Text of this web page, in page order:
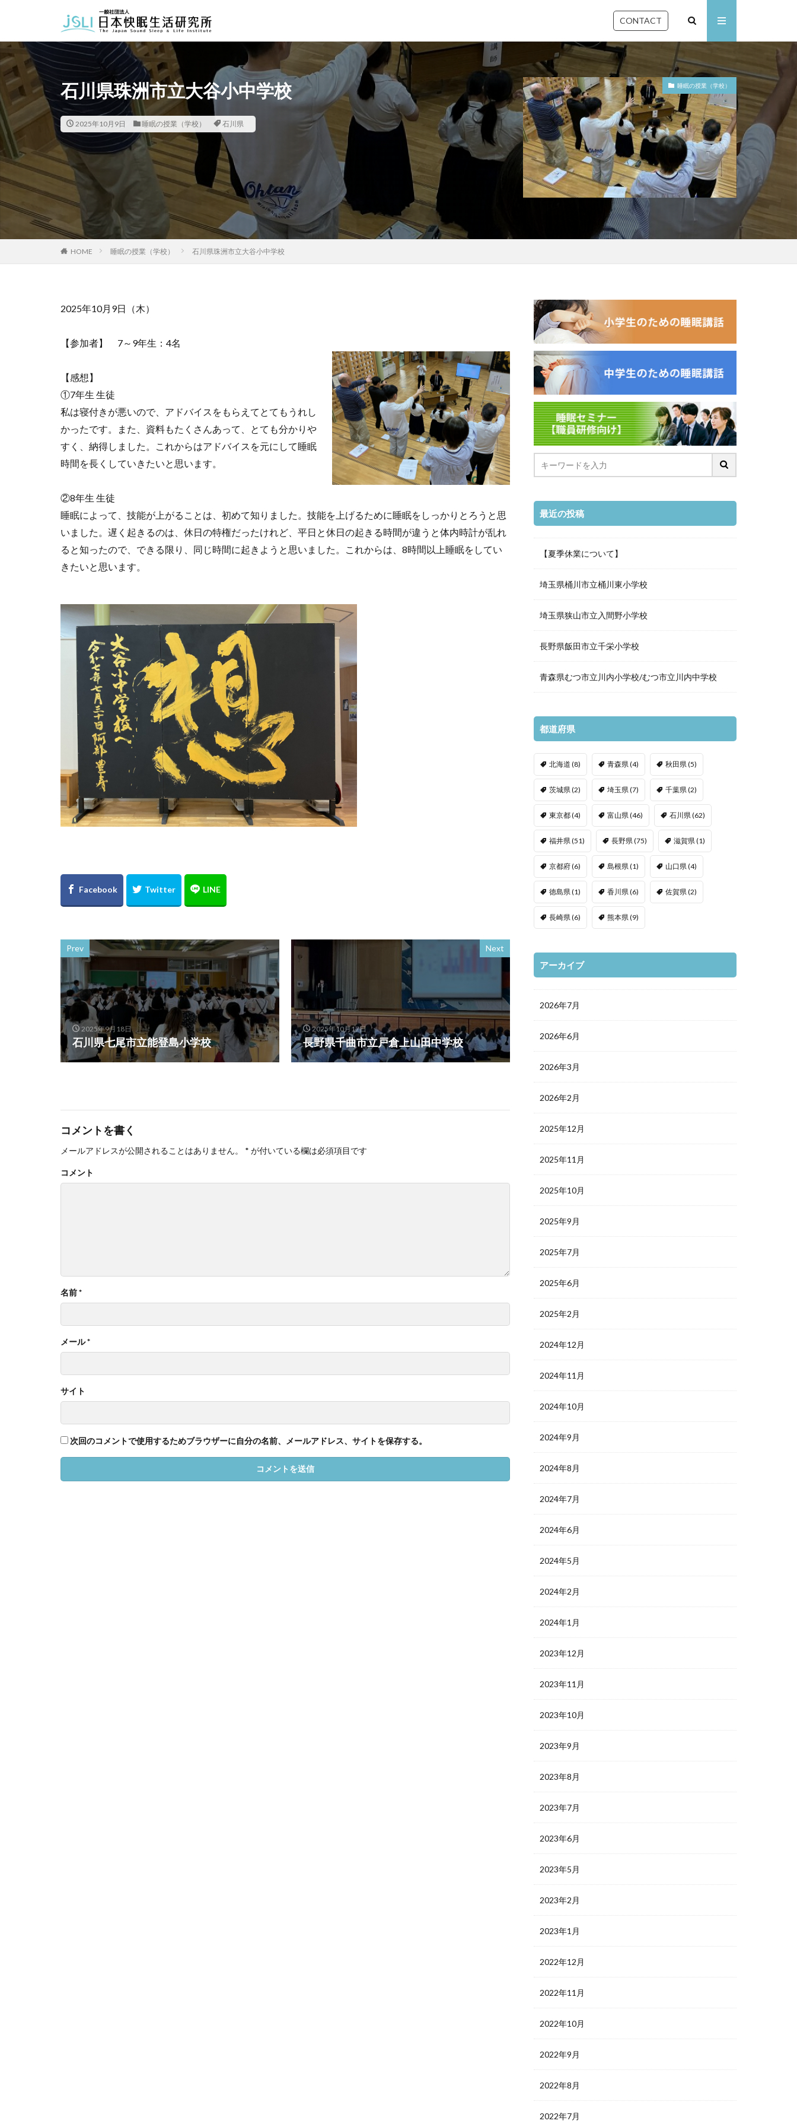
CONTACT
石川県珠洲市立大谷小中学校
2025年10月9日 睡眠の授業（学校） 石川県
睡眠の授業（学校）
HOME 睡眠の授業（学校） 石川県珠洲市立大谷小中学校
2025年10月9日（木）
【参加者】 7～9年生：4名
【感想】
①7年生 生徒
私は寝付きが悪いので、アドバイスをもらえてとてもうれし
かったです。また、資料もたくさんあって、とても分かりや
すく、納得しました。これからはアドバイスを元にして睡眠
時間を長くしていきたいと思います。
②8年生 生徒
睡眠によって、技能が上がることは、初めて知りました。技能を上げるために睡眠をしっかりとろうと思
いました。遅く起きるのは、休日の特権だったけれど、平日と休日の起きる時間が違うと体内時計が乱れ
ると知ったので、できる限り、同じ時間に起きようと思いました。これからは、8時間以上睡眠をしてい
きたいと思います。
Prev
2025年9月18日
石川県七尾市立能登島小学校
Next
2025年10月17日
長野県千曲市立戸倉上山田中学校
コメントを書く
メールアドレスが公開されることはありません。 * が付いている欄は必須項目です
コメント
名前*
メール*
サイト
次回のコメントで使用するためブラウザーに自分の名前、メールアドレス、サイトを保存する。
最近の投稿
【夏季休業について】
埼玉県桶川市立桶川東小学校
埼玉県狭山市立入間野小学校
長野県飯田市立千栄小学校
青森県むつ市立川内小学校/むつ市立川内中学校
都道府県
北海道 (8) 青森県(4) 秋田県(5)
茨城県(2) 埼玉県(7) 千葉県(2)
東京都(4) 富山県(46) 石川県(62)
福井県(51) 長野県(75) 滋賀県(1)
京都府(6) 島根県(1) 山口県(4)
徳島県(1) 香川県(6) 佐賀県(2)
長崎県(6) 熊本県(9)
アーカイブ
2026年7月
2026年6月
2026年3月
2026年2月
2025年12月
2025年11月
2025年10月
2025年9月
2025年7月
2025年6月
2025年2月
2024年12月
2024年11月
2024年10月
2024年9月
2024年8月
2024年7月
2024年6月
2024年5月
2024年2月
2024年1月
2023年12月
2023年11月
2023年10月
2023年9月
2023年8月
2023年7月
2023年6月
2023年5月
2023年2月
2023年1月
2022年12月
2022年11月
2022年10月
2022年9月
2022年8月
2022年7月
カテゴリー
タグ
北海道 青森県 秋田県 茨城県 埼玉県 千葉県 東京都 富山県
石川県
福井県
長野県 滋賀県 京都府 島根県 山口県 徳島県 香川県
佐賀県
長崎県
熊本県